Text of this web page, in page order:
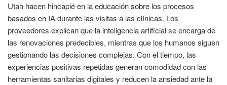
Utah hacen hincapié en la educación sobre los procesos
basados en IA durante las visitas a las clínicas. Los
proveedores explican que la inteligencia artificial se encarga de
las renovaciones predecibles, mientras que los humanos siguen
gestionando las decisiones complejas. Con el tiempo, las
experiencias positivas repetidas generan comodidad con las
herramientas sanitarias digitales y reducen la ansiedad ante la